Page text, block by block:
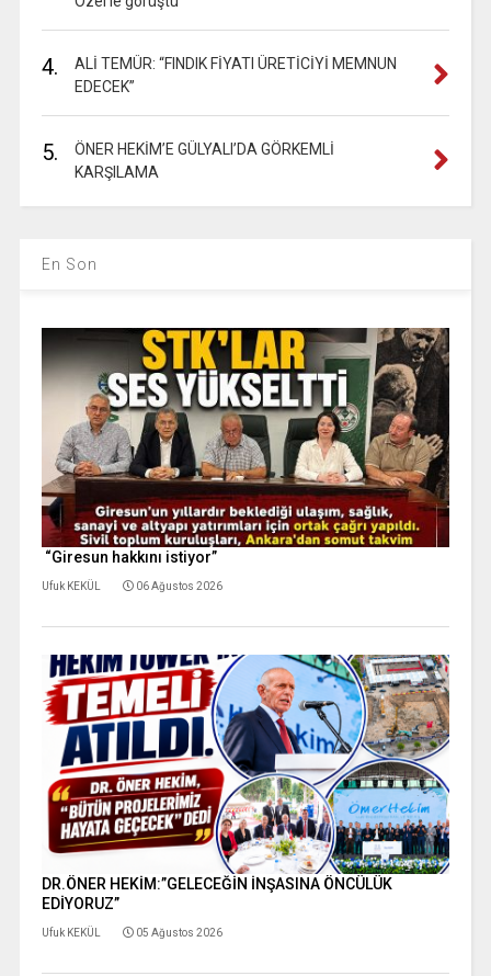
4.
ALİ TEMÜR: “FINDIK FİYATI ÜRETİCİYİ MEMNUN
EDECEK”
5.
ÖNER HEKİM’E GÜLYALI’DA GÖRKEMLİ
KARŞILAMA
En Son
“Giresun hakkını istiyor”
Ufuk KEKÜL 06 Ağustos 2026
DR.ÖNER HEKİM:”GELECEĞİN İNŞASINA ÖNCÜLÜK
EDİYORUZ”
Ufuk KEKÜL 05 Ağustos 2026